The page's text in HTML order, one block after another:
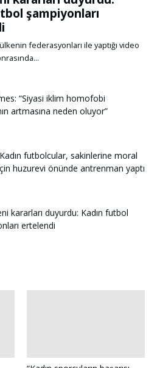
“Siyasi iklim homofobi
artmasına neden oluyor”
futbolcular, sakinlerine moral
huzurevi önünde antrenman yaptı
kararları duyurdu: Kadın futbol
ertelendi